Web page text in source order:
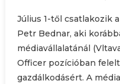
Július 1-től csatlakozik
Petr Bednar, aki
médiavállalatánál
Officer pozícióban
gazdálkodásért. A